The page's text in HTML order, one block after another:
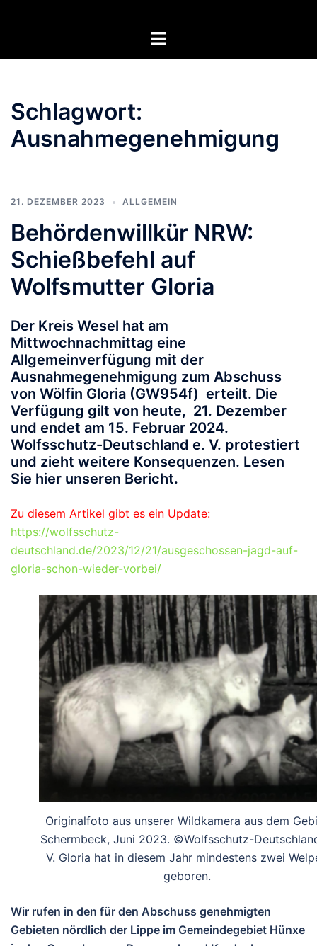
Menü
Schlagwort:
Ausnahmegenehmigung
21. DEZEMBER 2023 ALLGEMEIN
Behördenwillkür NRW:
Schießbefehl auf
Wolfsmutter Gloria
Der Kreis Wesel hat am
Mittwochnachmittag eine
Allgemeinverfügung mit der
Ausnahmegenehmigung zum Abschuss
von Wölfin Gloria (GW954f) erteilt. Die
Verfügung gilt von heute, 21. Dezember
und endet am 15. Februar 2024.
Wolfsschutz-Deutschland e. V. protestiert
und zieht weitere Konsequenzen. Lesen
Sie hier unseren Bericht.
Zu diesem Artikel gibt es ein Update:
https://wolfsschutz-
deutschland.de/2023/12/21/ausgeschossen-jagd-auf-
gloria-schon-wieder-vorbei/
Originalfoto aus unserer Wildkamera aus dem
Schermbeck, Juni 2023. ©Wolfsschutz-
V. Gloria hat in diesem Jahr mindestens zwei
geboren.
Wir rufen in den für den Abschuss genehmigten
Gebieten nördlich der Lippe im Gemeindegebiet Hünxe